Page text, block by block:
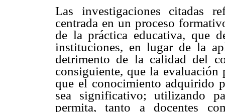
Las investigaciones citadas
centrada en un proceso
de la práctica educativa, que
instituciones, en lugar de la
detrimento de la calidad del
consiguiente, que la evaluación
que el conocimiento adquirido
sea significativo; utilizando
permita, tanto a docentes